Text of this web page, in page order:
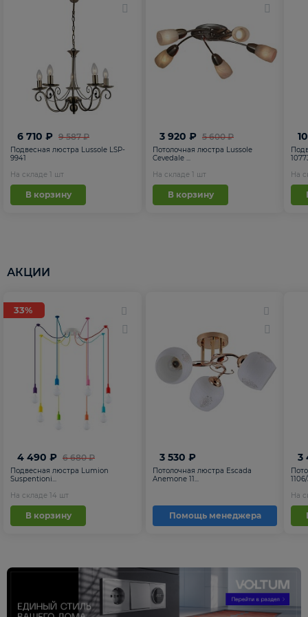
9 587 ₽
6 710 ₽
Подвесная люстра Lussole LSP-
9941
На складе 1 шт
В корзину
5 600 ₽
3 920 ₽
Потолочная люстра Lussole
Cevedale ...
На складе 1 шт
В корзину
На
АКЦИИ
33%
6 680 ₽
4 490 ₽
Подвесная люстра Lumion
Suspentioni...
На складе 14 шт
В корзину
3 530 ₽
Потолочная люстра Escada
Anemone 11...
Помощь менеджера
3
На